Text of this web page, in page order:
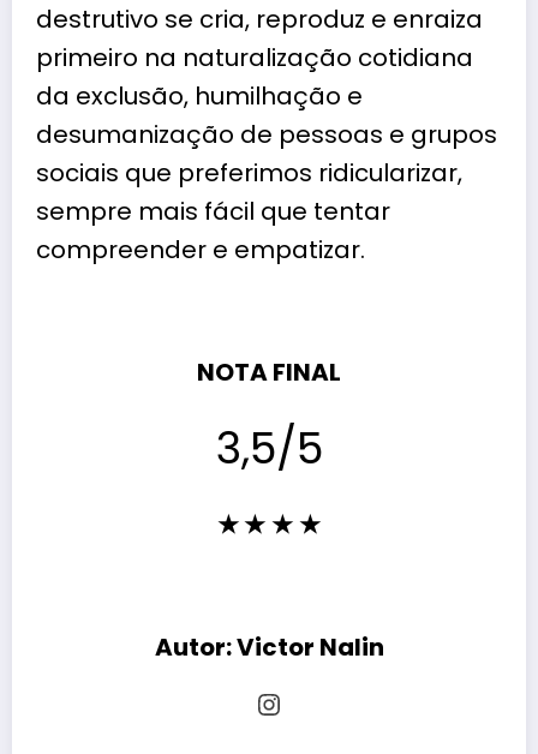
destrutivo se cria, reproduz e enraiza
primeiro na naturalização cotidiana
da exclusão, humilhação e
desumanização de pessoas e grupos
sociais que preferimos ridicularizar,
sempre mais fácil que tentar
compreender e empatizar.
NOTA FINAL
3,5/5
★ ★★★
Autor: Victor Nalin
Instagram